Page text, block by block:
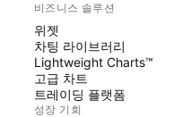
비즈니스 솔루션
위젯
차팅 라이브러리
Lightweight Charts™
고급 차트
트레이딩 플랫폼
성장 기회